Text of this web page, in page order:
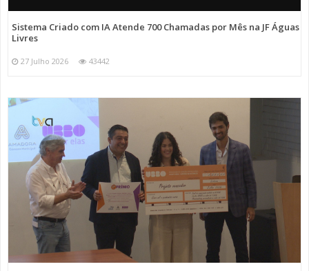
Sistema Criado com IA Atende 700 Chamadas por Mês na JF Águas
Livres
27 Julho 2026 43442